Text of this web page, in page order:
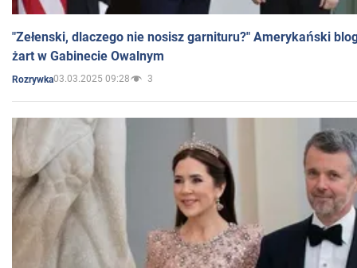
"Zełenski, dlaczego nie nosisz garnituru?" Amerykański
żart w Gabinecie Owalnym
Rozrywka03.03.2025 09:28 3